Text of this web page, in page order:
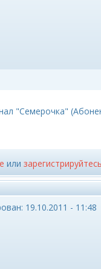
"Семерочка"
или зарегистрируйтесь
19.10.2011 - 11:48